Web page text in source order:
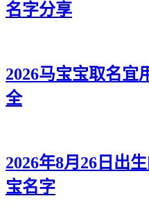
名字分享
2026马宝宝取名宜
全
2026年8月26日出
宝名字